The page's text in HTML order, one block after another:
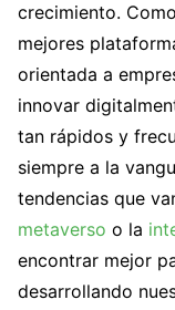
crecimiento.
mejores
orientada a
innovar
tan rápidos y
siempre a la
tendencias que
metaverso o la
encontrar mejor
desarrollando